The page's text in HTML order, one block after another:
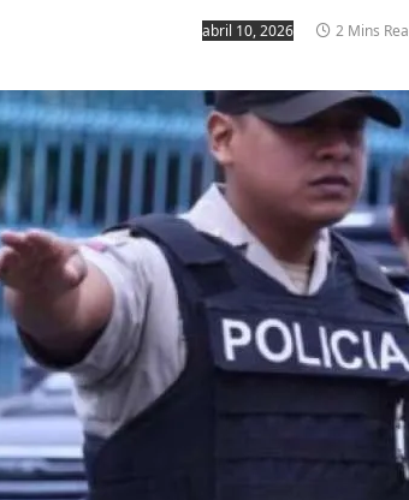
abril 10, 2026 2 Mins